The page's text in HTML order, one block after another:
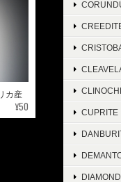
カ産
¥50 CUPRITE
DIAMOND